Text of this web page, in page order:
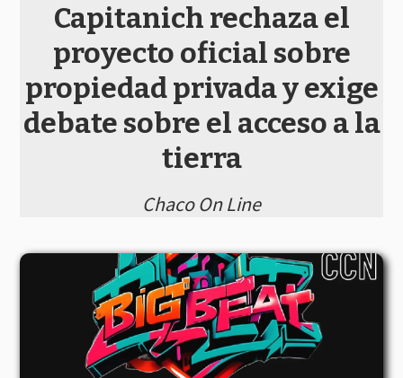
Capitanich rechaza el
proyecto oficial sobre
propiedad privada y exige
debate sobre el acceso a la
tierra
Chaco On Line